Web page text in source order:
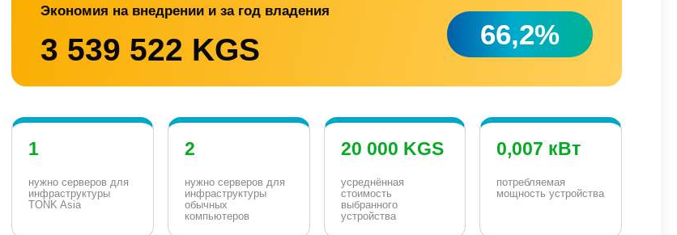
Экономия на внедрении и за год владения
3 539 522 KGS 66,2%
1
нужно серверов для
инфраструктуры
TONK Asia
2
нужно серверов для
инфраструктуры
обычных
компьютеров
20 000 KGS
усреднённая
стоимость
выбранного
устройства
0,007 кВт
потребляемая
мощность устройства